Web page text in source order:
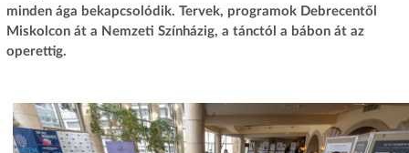
minden ága bekapcsolódik. Tervek, programok Debrecentől
Miskolcon át a Nemzeti Színházig, a tánctól a bábon át az
operettig.